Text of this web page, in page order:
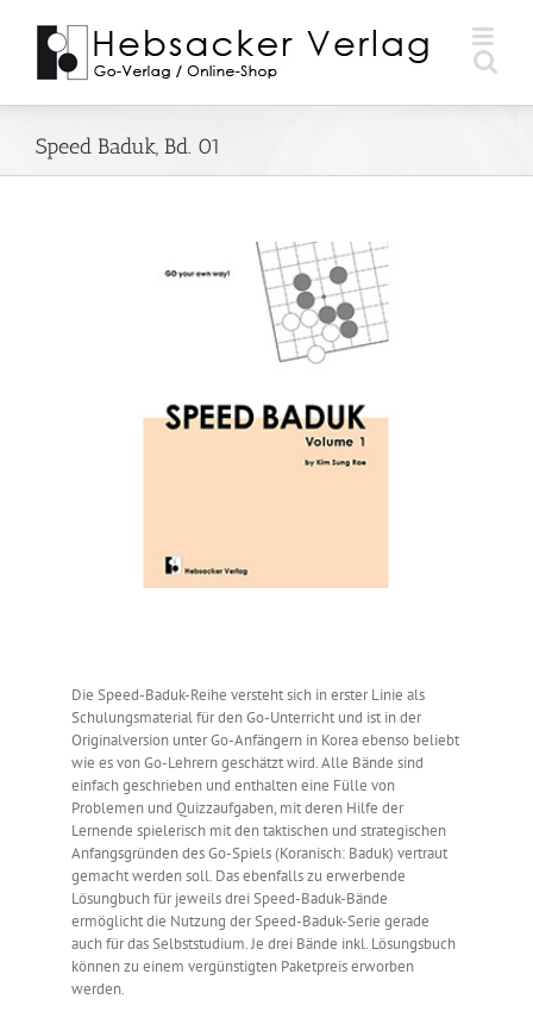
Inhalt
springen
Speed Baduk, Bd. 01
Die Speed-Baduk-Reihe versteht sich in erster Linie als
Schulungsmaterial für den Go-Unterricht und ist in der
Originalversion unter Go-Anfängern in Korea ebenso beliebt
wie es von Go-Lehrern geschätzt wird. Alle Bände sind
einfach geschrieben und enthalten eine Fülle von
Problemen und Quizzaufgaben, mit deren Hilfe der
Lernende spielerisch mit den taktischen und strategischen
Anfangsgründen des Go-Spiels (Koranisch: Baduk) vertraut
gemacht werden soll. Das ebenfalls zu erwerbende
Lösungbuch für jeweils drei Speed-Baduk-Bände
ermöglicht die Nutzung der Speed-Baduk-Serie gerade
auch für das Selbststudium. Je drei Bände inkl. Lösungsbuch
können zu einem vergünstigten Paketpreis erworben
werden.